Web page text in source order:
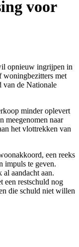
voor
opnieuw ingrijpen in
met
van de Nationale
minder oplevert
meegenomen naar
het vlottrekken van
een reeks
impuls te geven.
al aandacht aan.
een restschuld nog
die schuld niet willen